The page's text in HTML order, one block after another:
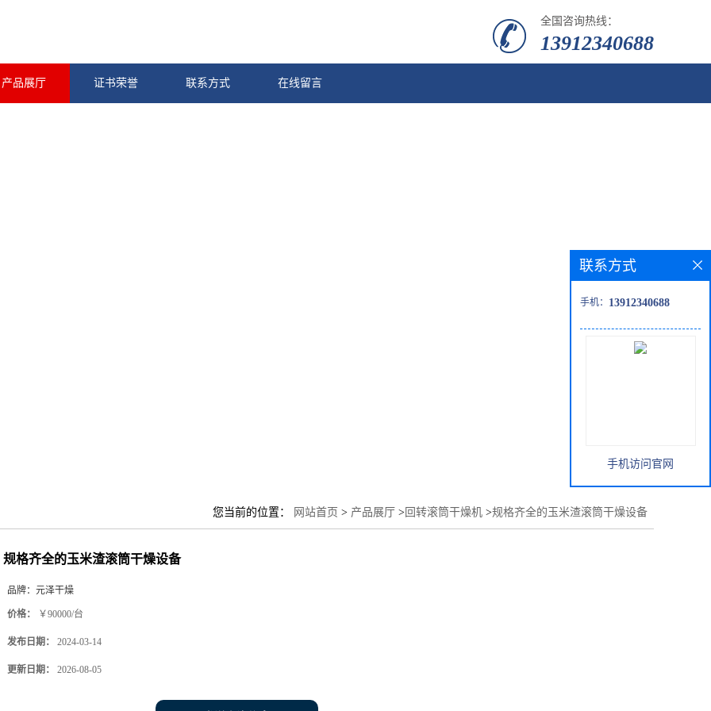
全国咨询热线：
13912340688
产品展厅 证书荣誉 联系方式 在线留言
您当前的位置： 网站首页 > 产品展厅 > 回转滚筒干燥机 >规格齐全的玉米渣滚筒干燥设备
规格齐全的玉米渣滚筒干燥设备
品牌： 元泽干燥
价格： ￥90000/台
发布日期： 2024-03-14
更新日期： 2026-08-05
联系方式
手机： 13912340688
手机访问官网